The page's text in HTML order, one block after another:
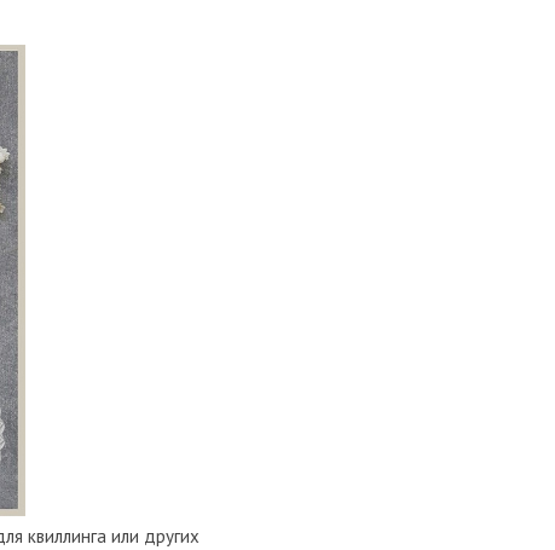
квиллинга или других